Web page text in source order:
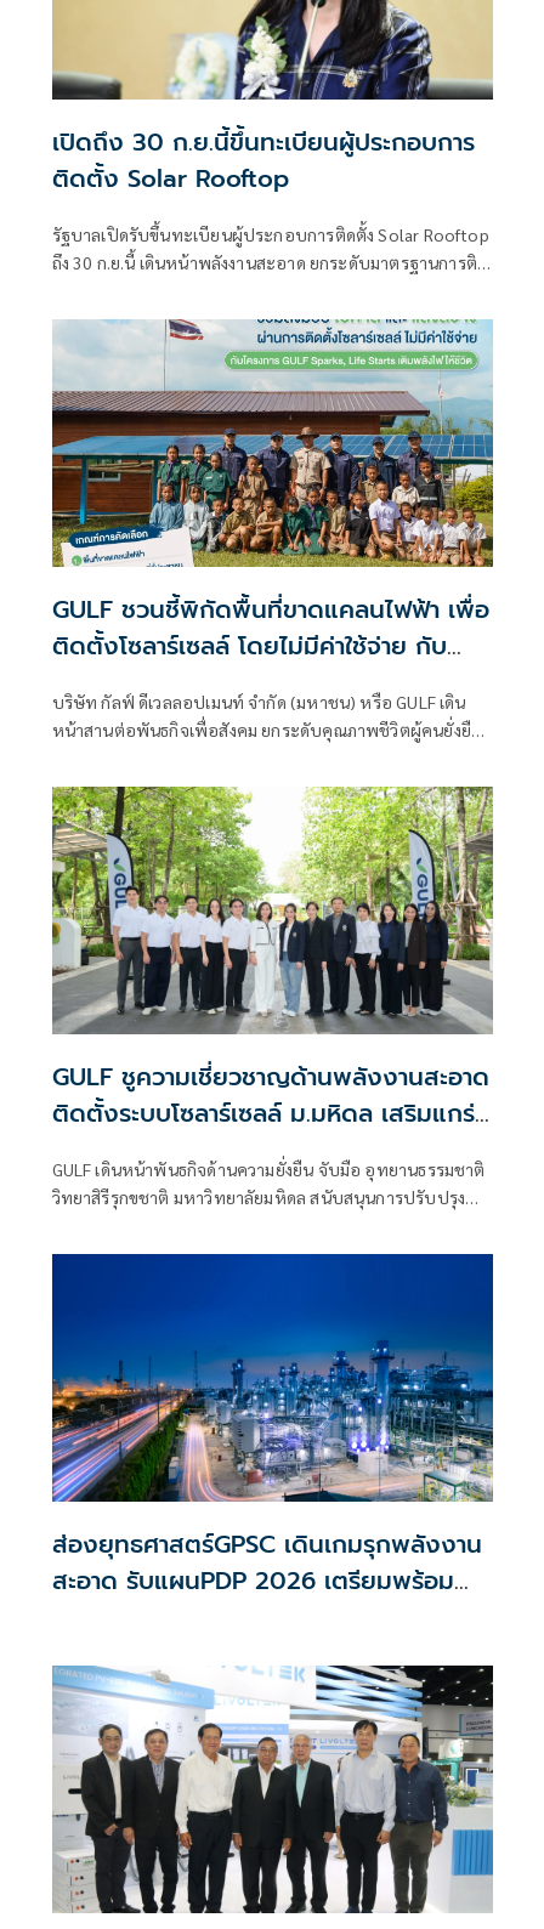
เปิดถึง 30 ก.ย.นี้ขึ้นทะเบียนผู้ประกอบการ
ติดตั้ง Solar Rooftop
รัฐบาลเปิดรับขึ้นทะเบียนผู้ประกอบการติดตั้ง Solar Rooftop
ถึง 30 ก.ย.นี้ เดินหน้าพลังงานสะอาด ยกระดับมาตรฐานการติด
GULF ชวนชี้พิกัดพื้นที่ขาดแคลนไฟฟ้า เพื่อ
ติดตั้งโซลาร์เซลล์ โดยไม่มีค่าใช้จ่าย กับ
พลังไฟให้ชีวิต’
บริษัท กัลฟ์ ดีเวลลอปเมนท์ จำกัด (มหาชน) หรือ GULF เดิน
หน้าสานต่อพันธกิจเพื่อสังคม ยกระดับคุณภาพชีวิตผู้คนยั่งยืน
ชวนทุกคนร่วมส่งพิกัดพื้นที่ที่ขาดแคลนไฟฟ้า
GULF ชูความเชี่ยวชาญด้านพลังงานสะอาด
ติดตั้งระบบโซลาร์เซลล์ ม.มหิดล เสริมแกร่ง
การวิจัยพัฒนา 'Nature-based
Innovation' พร้อมหนุนศักยภาพเด็กกลุ่ม
เปราะบาง
GULF เดินหน้าพันธกิจด้านความยั่งยืน จับมือ อุทยานธรรมชาติ
วิทยาสิรีรุกขชาติ มหาวิทยาลัยมหิดล สนับสนุนการปรับปรุง
Rooftop) มูลค่า 3.6 ล้านบาท เพื่อส่งเสริมการใช้พลังงาน
ส่องยุทธศาสตร์GPSC เดินเกมรุกพลังงาน
สะอาด รับแผนPDP 2026 เตรียมพร้อม